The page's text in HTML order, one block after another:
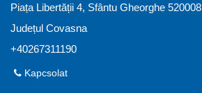
Piața Libertății 4, Sfântu Gheorghe 520008
Județul Covasna
+40267311190
Kapcsolat